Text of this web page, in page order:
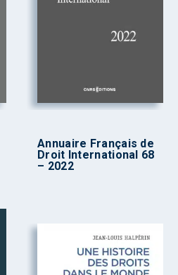
Annuaire Français de
Droit International 68
– 2022